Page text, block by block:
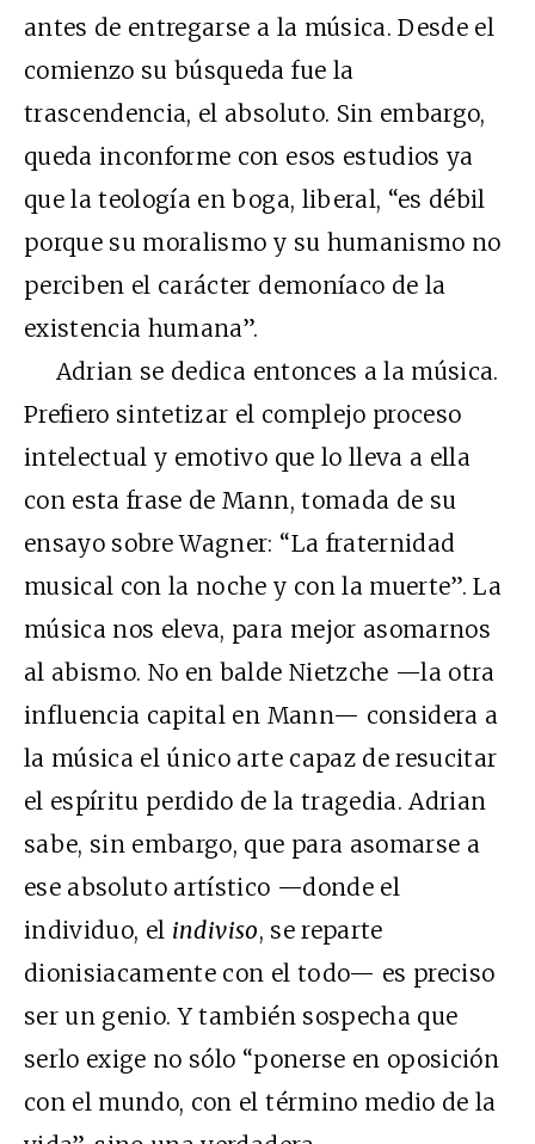
antes de entregarse a la música. Desde el
comienzo su búsqueda fue la
trascendencia, el absoluto. Sin embargo,
queda inconforme con esos estudios ya
que la teología en boga, liberal, “es débil
porque su moralismo y su humanismo no
perciben el carácter demoníaco de la
existencia humana”.
Adrian se dedica entonces a la música.
Prefiero sintetizar el complejo proceso
intelectual y emotivo que lo lleva a ella
con esta frase de Mann, tomada de su
ensayo sobre Wagner: “La fraternidad
musical con la noche y con la muerte”. La
música nos eleva, para mejor asomarnos
al abismo. No en balde Nietzche —la otra
influencia capital en Mann— considera a
la música el único arte capaz de resucitar
el espíritu perdido de la tragedia. Adrian
sabe, sin embargo, que para asomarse a
ese absoluto artístico —donde el
individuo, el indiviso, se reparte
dionisiacamente con el todo— es preciso
ser un genio. Y también sospecha que
serlo exige no sólo “ponerse en oposición
con el mundo, con el término medio de la